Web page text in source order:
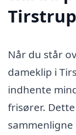
Tirstrup
Når du står
dameklip i
indhente
frisører.